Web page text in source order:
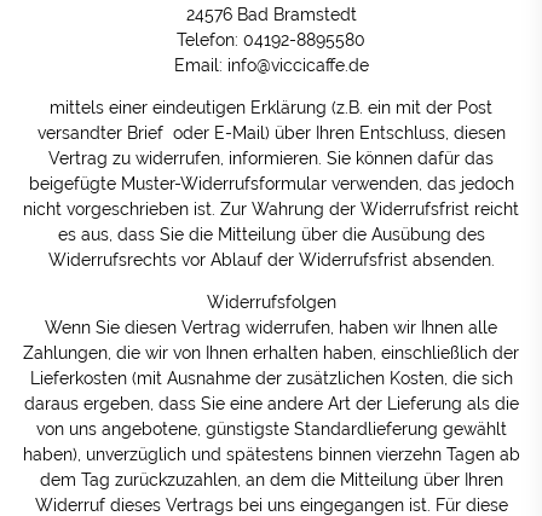
24576 Bad Bramstedt
Telefon: 04192-8895580
Email: info@viccicaffe.de
mittels einer eindeutigen Erklärung (z.B. ein mit der Post
versandter Brief oder E-Mail) über Ihren Entschluss, diesen
Vertrag zu widerrufen, informieren. Sie können dafür das
beigefügte Muster-Widerrufsformular verwenden, das jedoch
nicht vorgeschrieben ist. Zur Wahrung der Widerrufsfrist reicht
es aus, dass Sie die Mitteilung über die Ausübung des
Widerrufsrechts vor Ablauf der Widerrufsfrist absenden.
Widerrufsfolgen
Wenn Sie diesen Vertrag widerrufen, haben wir Ihnen alle
Zahlungen, die wir von Ihnen erhalten haben, einschließlich der
Lieferkosten (mit Ausnahme der zusätzlichen Kosten, die sich
daraus ergeben, dass Sie eine andere Art der Lieferung als die
von uns angebotene, günstigste Standardlieferung gewählt
haben), unverzüglich und spätestens binnen vierzehn Tagen ab
dem Tag zurückzuzahlen, an dem die Mitteilung über Ihren
Widerruf dieses Vertrags bei uns eingegangen ist. Für diese